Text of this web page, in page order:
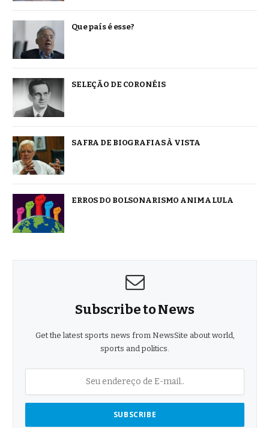
Que país é esse?
SELEÇÃO DE CORONÉIS
SAFRA DE BIOGRAFIAS À VISTA
ERROS DO BOLSONARISMO ANIMA LULA
Subscribe to News
Get the latest sports news from NewsSite about world,
sports and politics.